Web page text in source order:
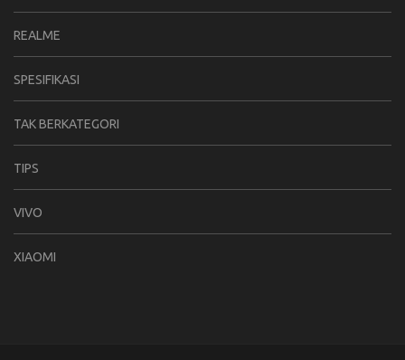
REALME
SPESIFIKASI
TAK BERKATEGORI
TIPS
VIVO
XIAOMI